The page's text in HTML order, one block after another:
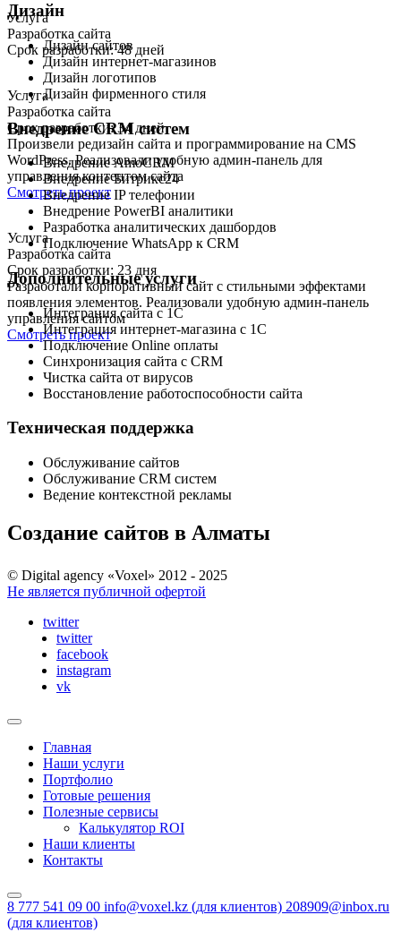
Услуга
Разработка сайта
Срок разработки: 48 дней
Услуга
Разработка сайта
Срок разработки: 34 дней
Произвели редизайн сайта и программирование на CMS
WordPress. Реализовали удобную админ-панель для
управления контентом сайта
Смотреть проект
Услуга
Разработка сайта
Срок разработки: 23 дня
Разработали корпоративный сайт с стильными эффектами
появления элементов. Реализовали удобную админ-панель
управления сайтом
Смотреть проект
Дизайн
Дизайн сайтов
Дизайн интернет-магазинов
Дизайн логотипов
Дизайн фирменного стиля
Внедрение CRM систем
Внедрение AmoCRM
Внедрение Битрикс24
Внедрение IP телефонии
Внедрение PowerBI аналитики
Разработка аналитических дашбордов
Подключение WhatsApp к CRM
Дополнительные услуги
Интеграция сайта с 1С
Интеграция интернет-магазина с 1С
Подключение Online оплаты
Синхронизация сайта с CRM
Чистка сайта от вирусов
Восстановление работоспособности сайта
Техническая поддержка
Обслуживание сайтов
Обслуживание CRM систем
Ведение контекстной рекламы
Создание сайтов в Алматы
© Digital agency «Voxel» 2012 - 2025
Не является публичной офертой
twitter
twitter
facebook
instagram
vk
Главная
Наши услуги
Портфолио
Готовые решения
Полезные сервисы
Калькулятор ROI
Наши клиенты
Контакты
8 777 541 09 00 info@voxel.kz (для клиентов) 208909@inbox.ru
(для клиентов)